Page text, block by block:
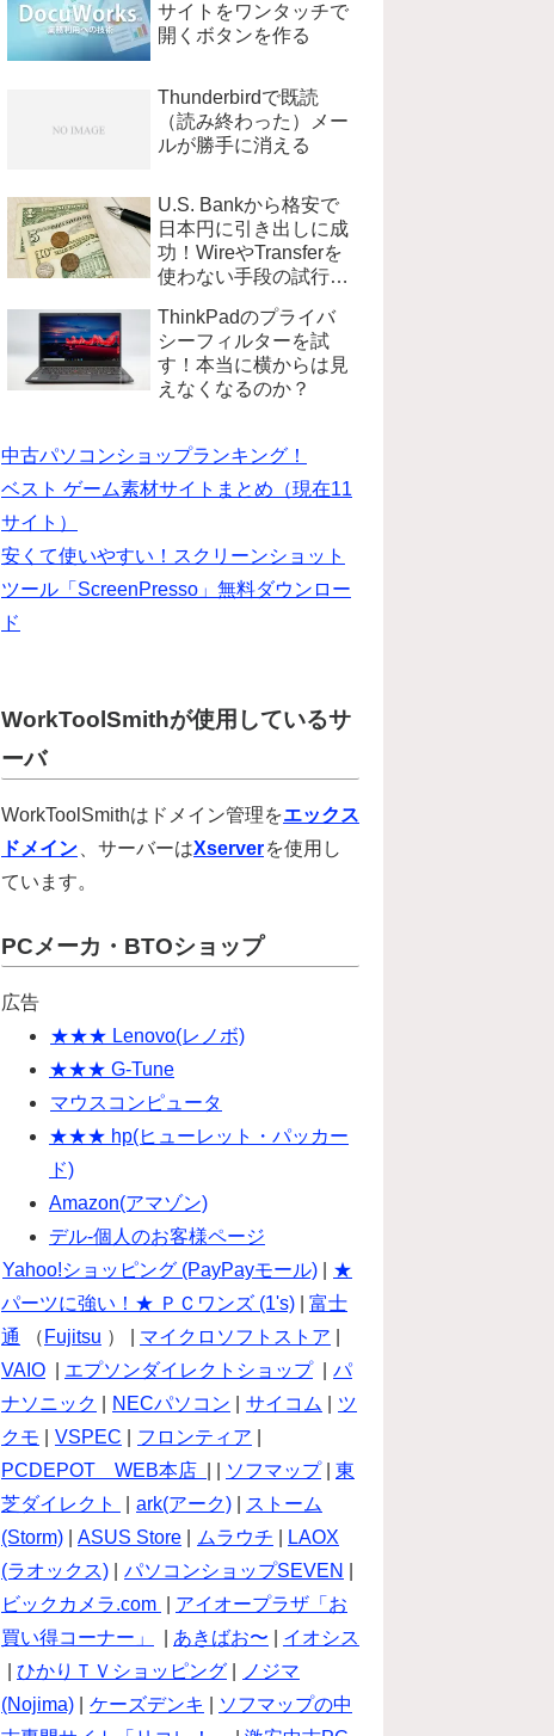
サイトをワンタッチで
開くボタンを作る
Thunderbirdで既読
（読み終わった）メー
ルが勝手に消える
U.S. Bankから格安で
日本円に引き出しに成
功！WireやTransferを
使わない手段の試行錯
ThinkPadのプライバ
シーフィルターを試
す！本当に横からは見
えなくなるのか？
中古パソコンショップランキング！
ベスト ゲーム素材サイトまとめ（現在11
サイト）
安くて使いやすい！スクリーンショット
ツール「ScreenPresso」無料ダウンロー
ド
WorkToolSmithが使用しているサ
ーバ
WorkToolSmithはドメイン管理をエックス
ドメイン 、サーバーはXserverを使用し
ています。
PCメーカ・BTOショップ
広告
★★★ Lenovo(レノボ)
★★★ G-Tune
マウスコンピュータ
★★★ hp(ヒューレット・パッカー
ド)
Amazon(アマゾン)
デル-個人のお客様ページ
Yahoo!ショッピング (PayPayモール)
★
パーツに強い！★ ＰＣワンズ (1's)
富士
通
（ Fujitsu ） | マイクロソフトストア
VAIO
エプソンダイレクトショップ
パ
ナソニック
NECパソコン サイコム
ツ
クモ
VSPEC フロンティア
PCDEPOT WEB本店
ソフマップ| 東
芝ダイレクト
ark(アーク)
ストーム
(Storm)
ASUS Store ムラウチ
LAOX
(ラオックス)
パソコンショップSEVEN
ビックカメラ.com
アイオープラザ「お
買い得コーナー」
あきばお〜
イオシス
ひかりＴＶショッピング
ノジマ
(Nojima)
ケーズデンキ
ソフマップの中